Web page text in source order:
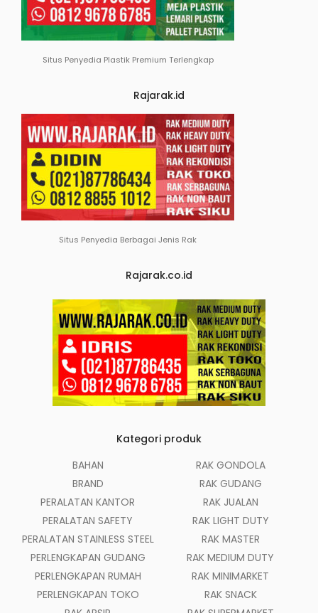
Situs Penyedia Plastik Premium Terlengkap
Rajarak.id
Situs Penyedia Berbagai Jenis Rak
Rajarak.co.id
Kategori produk
BAHAN
BRAND
PERALATAN KANTOR
PERALATAN SAFETY
PERALATAN STAINLESS STEEL
PERLENGKAPAN GUDANG
PERLENGKAPAN RUMAH
PERLENGKAPAN TOKO
RAK GONDOLA
RAK GUDANG
RAK JUALAN
RAK LIGHT DUTY
RAK MASTER
RAK MEDIUM DUTY
RAK MINIMARKET
RAK SNACK